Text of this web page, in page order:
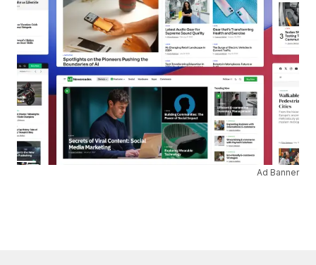
Ad Banner